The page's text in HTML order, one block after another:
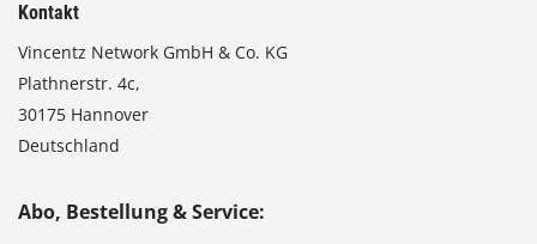
Kontakt
Vincentz Network GmbH & Co. KG
Plathnerstr. 4c,
30175 Hannover
Deutschland
Abo, Bestellung & Service: